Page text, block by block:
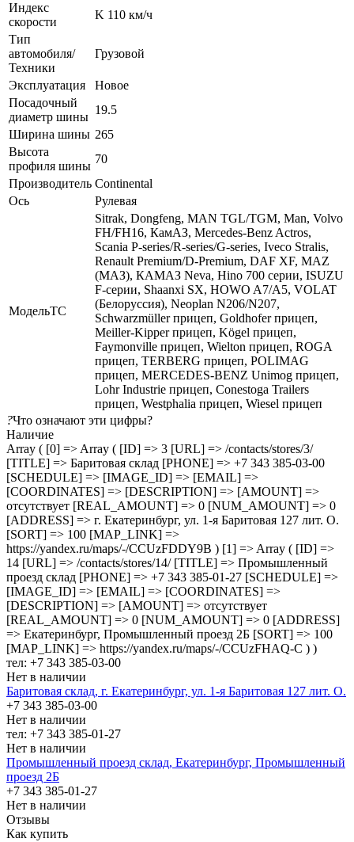
Индекс
скорости
K 110 км/ч
Тип
автомобиля/
Техники
Грузовой
Эксплуатация
Новое
Посадочный
диаметр шины
19.5
Ширина шины 265
Высота
профиля шины
70
Производитель Continental
Ось
Рулевая
МодельТС
Sitrak, Dongfeng, MAN TGL/TGM, Man, Volvo
FH/FH16, КамАЗ, Mercedes-Benz Actros,
Scania P-series/R-series/G-series, Iveco Stralis,
Renault Premium/D-Premium, DAF XF, MAZ
(МАЗ), КАМАЗ Neva, Hino 700 серии, ISUZU
F-серии, Shaanxi SX, HOWO A7/A5, VOLAT
(Белоруссия), Neoplan N206/N207,
Schwarzmüller прицеп, Goldhofer прицеп,
Meiller-Kipper прицеп, Kögel прицеп,
Faymonville прицеп, Wielton прицеп, ROGA
прицеп, TERBERG прицеп, POLIMAG
прицеп, MERCEDES-BENZ Unimog прицеп,
Lohr Industrie прицеп, Conestoga Trailers
прицеп, Westphalia прицеп, Wiesel прицеп
?Что означают эти цифры?
Наличие
Array ( [0] => Array ( [ID] => 3 [URL] => /contacts/stores/3/
[TITLE] => Баритовая склад [PHONE] => +7 343 385-03-00
[SCHEDULE] => [IMAGE_ID] => [EMAIL] =>
[COORDINATES] => [DESCRIPTION] => [AMOUNT] =>
отсутствует [REAL_AMOUNT] => 0 [NUM_AMOUNT] => 0
[ADDRESS] => г. Екатеринбург, ул. 1-я Баритовая 127 лит. О.
[SORT] => 100 [MAP_LINK] =>
https://yandex.ru/maps/-/CCUzFDDY9B ) [1] => Array ( [ID] =>
14 [URL] => /contacts/stores/14/ [TITLE] => Промышленный
проезд cклад [PHONE] => +7 343 385-01-27 [SCHEDULE] =>
[IMAGE_ID] => [EMAIL] => [COORDINATES] =>
[DESCRIPTION] => [AMOUNT] => отсутствует
[REAL_AMOUNT] => 0 [NUM_AMOUNT] => 0 [ADDRESS]
=> Екатеринбург, Промышленный проезд 2Б [SORT] => 100
[MAP_LINK] => https://yandex.ru/maps/-/CCUzFHAQ-C ) )
тел: +7 343 385-03-00
Нет в наличии
Баритовая склад, г. Екатеринбург, ул. 1-я Баритовая 127 лит. О.
+7 343 385-03-00
Нет в наличии
тел: +7 343 385-01-27
Нет в наличии
Промышленный проезд cклад, Екатеринбург, Промышленный
проезд 2Б
+7 343 385-01-27
Нет в наличии
Отзывы
Как купить